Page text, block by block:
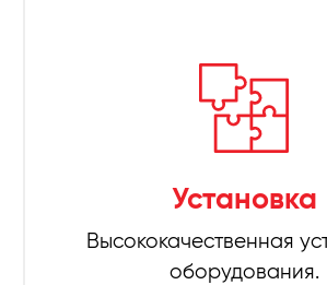
Установка
Высококачественная
оборудования.